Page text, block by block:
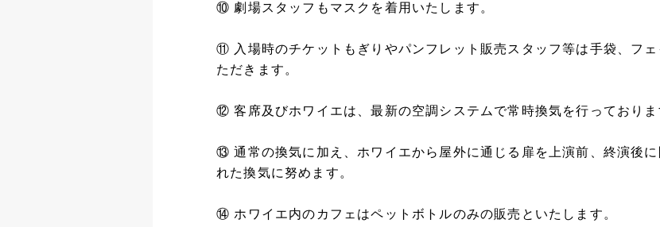
⑩ 劇場スタッフもマスクを着用いたします。
⑪ 入場時のチケットもぎりやパンフレット販売スタッフ等は手袋、フ
ただきます。
⑫ 客席及びホワイエは、最新の空調システムで常時換気を行っておりま
⑬ 通常の換気に加え、ホワイエから屋外に通じる扉を上演前、終演後
れた換気に努めます。
⑭ ホワイエ内のカフェはペットボトルのみの販売といたします。